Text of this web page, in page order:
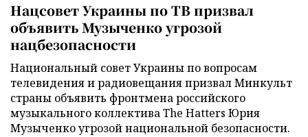
Нацсовет Украины по ТВ призвал
объявить Музыченко угрозой
нацбезопасности
Национальный совет Украины по вопросам
телевидения и радиовещания призвал Минкульт
страны объявить фронтмена российского
музыкального коллектива The Hatters Юрия
Музыченко угрозой национальной безопасности.